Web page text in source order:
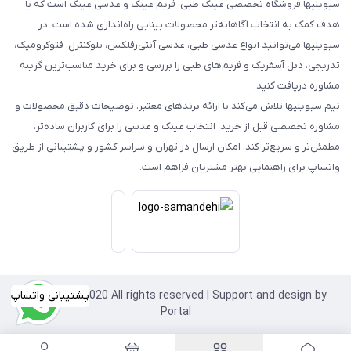
سیویلیها فروشگاه تخصصی عینک طبی، فریم عینک و عدسی عینک است که با
هدف کمک به انتخاب آگاهانه‌تر محصولات بینایی راه‌اندازی شده است. در
سیویلیها می‌توانید انواع عدسی طبی، عدسی آنتی‌رفلکس، بلوکنترل، فتوکرومیک،
تدریجی، دبل آسفریک و فریم‌های طبی را بررسی و برای خرید مناسب‌ترین گزینه
مشاوره دریافت کنید.
تیم سیویلیها تلاش می‌کند با ارائه برندهای معتبر، توضیحات دقیق محصولات و
مشاوره تخصصی قبل از خرید، انتخاب عینک و عدسی را برای کاربران ساده‌تر،
مطمئن‌تر و سریع‌تر کند. امکان ارسال در تهران و سراسر کشور و پشتیبانی از طریق
واتساپ برای راهنمایی بهتر مشتریان فراهم است.
پشتیبانی واتساپ
Copyright©2020 All rights reserved | Support and design by
Portal